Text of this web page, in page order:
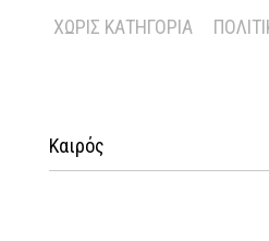
ΧΩΡΊΣ ΚΑΤΗΓΟΡΊΑ
Καιρός